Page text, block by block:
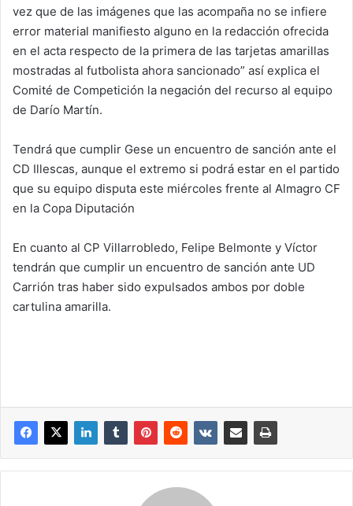
vez que de las imágenes que las acompaña no se infiere
error material manifiesto alguno en la redacción ofrecida
en el acta respecto de la primera de las tarjetas amarillas
mostradas al futbolista ahora sancionado” así explica el
Comité de Competición la negación del recurso al equipo
de Darío Martín.
Tendrá que cumplir Gese un encuentro de sanción ante el
CD Illescas, aunque el extremo si podrá estar en el partido
que su equipo disputa este miércoles frente al Almagro CF
en la Copa Diputación
En cuanto al CP Villarrobledo, Felipe Belmonte y Víctor
tendrán que cumplir un encuentro de sanción ante UD
Carrión tras haber sido expulsados ambos por doble
cartulina amarilla.